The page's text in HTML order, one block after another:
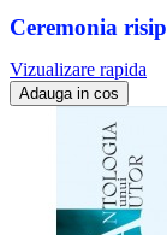
Ceremonia
Vizualizare rapida
Adauga in cos